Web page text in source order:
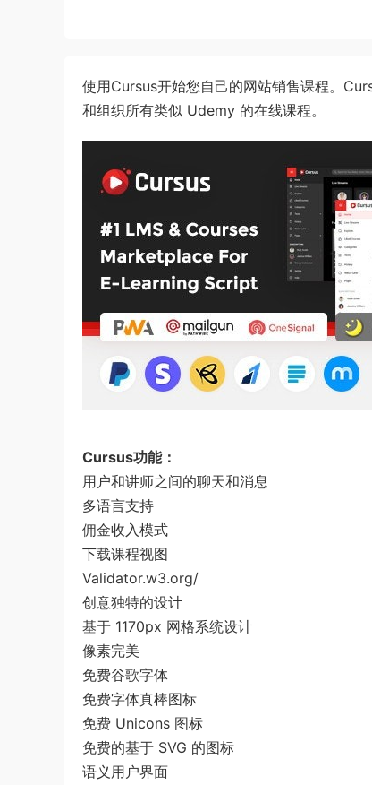
使用Cursus开始您自己的网站销售课程。
和组织所有类似 Udemy 的在线课程。
Cursus功能：
用户和讲师之间的聊天和消息
多语言支持
佣金收入模式
下载课程视图
Validator.w3.org/
创意独特的设计
基于 1170px 网格系统设计
像素完美
免费谷歌字体
免费字体真棒图标
免费 Unicons 图标
免费的基于 SVG 的图标
语义用户界面